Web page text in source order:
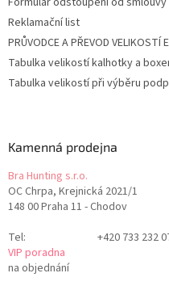
Reklamační list
PRŮVODCE A PŘEVOD VELIKOSTÍ
Tabulka velikostí kalhotky a
Tabulka velikostí při výběru
Kamenná prodejna
Bra Hunting s.r.o.
OC Chrpa, Krejnická 2021/1
148 00 Praha 11 - Chodov
Tel:
+420 733 232
VIP poradna
na objednání